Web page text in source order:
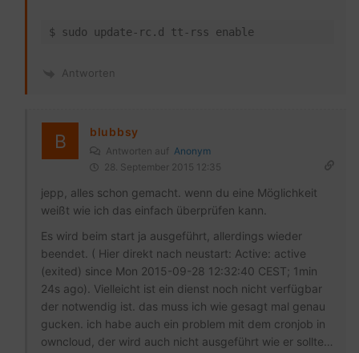
$ sudo update-rc.d tt-rss enable
Antworten
blubbsy
Antworten auf Anonym
28. September 2015 12:35
jepp, alles schon gemacht. wenn du eine Möglichkeit
weißt wie ich das einfach überprüfen kann.
Es wird beim start ja ausgeführt, allerdings wieder
beendet. ( Hier direkt nach neustart: Active: active
(exited) since Mon 2015-09-28 12:32:40 CEST; 1min
24s ago). Vielleicht ist ein dienst noch nicht verfügbar
der notwendig ist. das muss ich wie gesagt mal genau
gucken. ich habe auch ein problem mit dem cronjob in
owncloud, der wird auch nicht ausgeführt wie er sollte…